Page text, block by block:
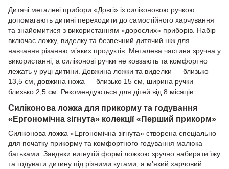
Дитячі металеві прибори «Довгі» із силіконовою ручкою
допомагають дитині переходити до самостійного харчування
та знайомитися з використанням «дорослих» приборів. Набір
включає ложку, виделку та безпечний дитячий ніж для
навчання різанню м’яких продуктів. Металева частина зручна у
використанні, а силіконові ручки не ковзають та комфортно
лежать у руці дитини. Довжина ложки та виделки — близько
13,5 см, довжина ножа — близько 15 см, ширина ручки —
близько 2,5 см. Рекомендуються для дітей від 8 місяців.
Силіконова ложка для прикорму та годування
«Ергономічна зігнута» колекції «Перший прикорм»
Силіконова ложка «Ергономічна зігнута» створена спеціально
для початку прикорму та комфортного годування малюка
батьками. Завдяки вигнутій формі ложкою зручно набирати їжу
та годувати дитину під різними кутами, а м’який харчовий